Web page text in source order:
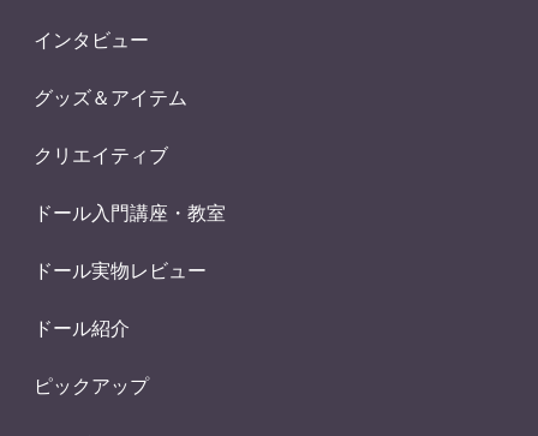
インタビュー
グッズ＆アイテム
クリエイティブ
ドール入門講座・教室
ドール実物レビュー
ドール紹介
ピックアップ